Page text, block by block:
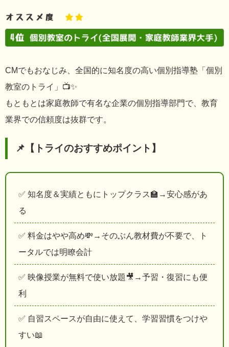
CMでもおなじみ、全国的に知名度の高い個別指導塾「個別
教室のトライ」📺✨
もともとは家庭教師で有名な企業の個別指導部門で、教育
業界での信頼度は抜群です。
📌【トライのおすすめポイント】
✅ 知名度＆実績ともにトップクラス🏫→安心感があ
る
✅ 料金はやや高め💸→そのぶん教材費が不要で、ト
ータルでは明瞭会計
✅ 映像授業が無料で使い放題🎥→予習・復習にも便
利
✅ 自習スペースが自由に使えて、学習習慣をつけや
すい📖